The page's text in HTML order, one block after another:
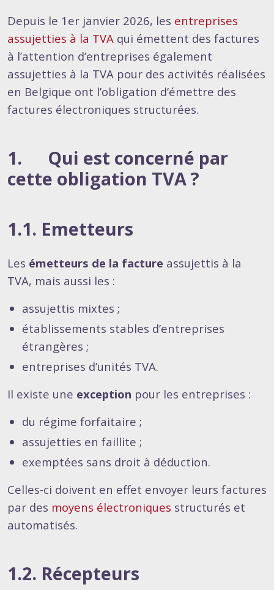
Depuis le 1er janvier 2026, les entreprises
assujetties à la TVA qui émettent des factures
à l’attention d’entreprises également
assujetties à la TVA pour des activités réalisées
en Belgique ont l’obligation d’émettre des
factures électroniques structurées.
1. Qui est concerné par
cette obligation TVA ?
1.1. Emetteurs
Les émetteurs de la facture assujettis à la
TVA, mais aussi les :
assujettis mixtes ;
établissements stables d’entreprises
étrangères ;
entreprises d’unités TVA.
Il existe une exception pour les entreprises :
du régime forfaitaire ;
assujetties en faillite ;
exemptées sans droit à déduction.
Celles-ci doivent en effet envoyer leurs factures
par des moyens électroniques structurés et
automatisés.
1.2. Récepteurs